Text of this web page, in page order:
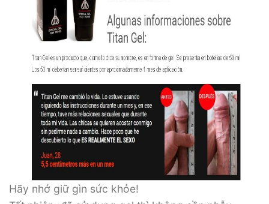
Hãy nhớ giữ gìn sức khỏe!